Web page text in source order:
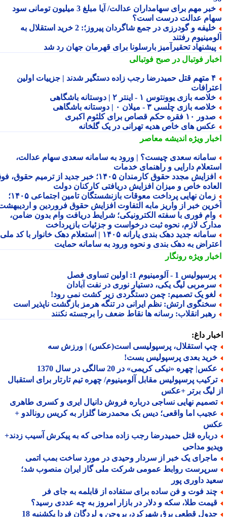
خبر مهم برای سهامداران عدالت/ آیا مبلغ 3 میلیون تومانی سود
عدالت درست است؟
خلیفه و گودرزی در جمع شاگردان پیروز؛: 2 خرید استقلال به
رفتند
تحقیرآمیز بارسلونا برای قهرمان جهان رد شد
فوتبال در صبح فوتبالی
۴ متهم قتل حمیدرضا رجب زاده دستگیر شدند | جزییات اولین
بازی یوونتوس ۱ - اینتر ۲ | دوستانه باشگاهی
بازی چلسی ۳ - میلان ۰ | دوستانه باشگاهی
۱۰ فقره حکم قصاص برای کلثوم اکبری
های خاص هدیه تهرانی در یک گلخانه
ویژهاندیشه معاصر
سعدی چیست؟ | ورود به سامانه سعدی سهام عدالت،
دارایی و راهنمای خدمات
افزایش مجدد حقوق کارمندان ۱۴۰۵؛ خبر جدید از ترمیم حقوق، فوق
خاص و میزان افزایش دریافتی کارکنان دولت
زمان نهایی پرداخت معوقات بازنشستگان تامین اجتماعی ۱۴۰۵؛
خبر از واریز مابه التفاوت افزایش حقوق فروردین و اردیبهشت
فوری با سفته الکترونیکی؛ شرایط دریافت وام بدون ضامن،
لازم، نحوه ثبت درخواست و جزئیات بازپرداخت
سامانه جدید دهک بندی یارانه ۱۴۰۵ | استعلام دهک خانوار با کد ملی،
به دهک بندی و نحوه ورود به سامانه حمایت
ویژهرونگار
1 - آلومینیوم 1: اولین تساوی فصل
لیگ یکی، دستیار نوری در نفت آبادان
یک تصمیم: چمن دستگردی زیر کشت نمی رود!
ارتش: نظم ایرانی در تنگه هرمز بازگشت ناپذیر است
انقلاب: رسانه ها نقاط ضعف را برجسته نکنند
داغ:
استقلال، پرسپولیسی است(عکس) | ورزش سه
بعدی پرسپولیس بست!
چهره «نیکی کریمی» در 20 سالگی در سال 1370
پرسپولیس مقابل آلومینیوم/ چهره تیم تارتار برای استقبال
لیگ برتر +عکس
نهایی نساجی درباره فروش دانیال ایری و کسری طاهری
اما واقعی؛ دیس بک محمدرضا گلزار به کریس رونالدو +
قتل حمیدرضا رجب زاده مداحی که به پیکرش آسیب زدند+
مداحی
یک خبر از سردار وحیدی در مورد ساخت بمب اتمی
روابط عمومی شرکت ملی گاز ایران منصوب شد؛
داوری پور
فوت و فن ساده برای ستفاده از قابلمه به جای فر
طلا، سکه و دلار در بازار امروز به چه عددی رسید؟
جدول قطعی برق شهرکرد، بروجن و لردگان فردا یکشنبه 18